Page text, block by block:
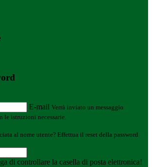
E-mail Verrà inviato un messaggio
istruzioni necessarie.
al nome utente? Effettua il reset della password
di controllare la casella di posta elettronica!